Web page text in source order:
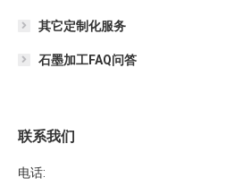
其它定制化服务
石墨加工FAQ问答
联系我们
电话: